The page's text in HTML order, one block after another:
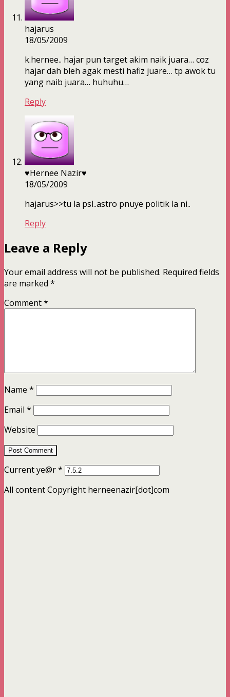
hajarus
18/05/2009
k.hernee.. hajar pun target akim naik juara… coz
hajar dah bleh agak mesti hafiz juare… tp awok tu
yang naib juara… huhuhu…
Reply
♥Hernee Nazir♥
18/05/2009
hajarus>>tu la psl..astro pnuye politik la ni..
Reply
Leave a Reply
Your email address will not be published. Required fields
are marked *
Comment*
Name *
Email *
Website
Current ye@r*
All content Copyright herneenazir[dot]com